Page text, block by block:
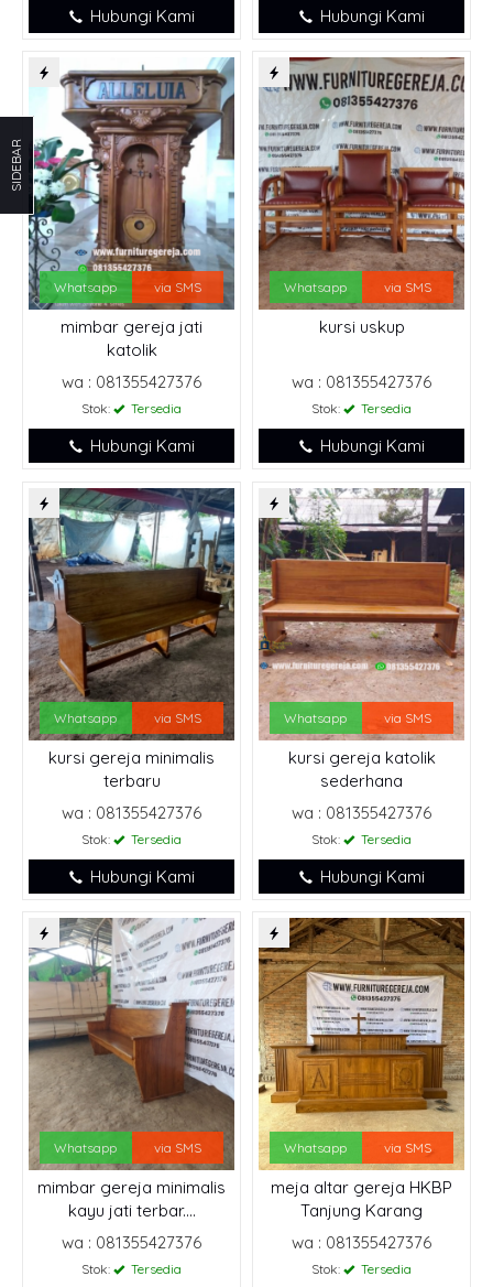
Hubungi Kami Hubungi Kami
Whatsapp via SMS
mimbar gereja jati
katolik
wa : 081355427376
Stok: Tersedia
Hubungi Kami
Whatsapp via SMS
kursi uskup
wa : 081355427376
Stok: Tersedia
Hubungi Kami
Whatsapp via SMS
kursi gereja minimalis
terbaru
wa : 081355427376
Stok: Tersedia
Hubungi Kami
Whatsapp via SMS
kursi gereja katolik
sederhana
wa : 081355427376
Stok: Tersedia
Hubungi Kami
Whatsapp via SMS
mimbar gereja minimalis
kayu jati terbar....
wa : 081355427376
Stok: Tersedia
Whatsapp via SMS
meja altar gereja HKBP
Tanjung Karang
wa : 081355427376
Stok: Tersedia
SIDEBAR